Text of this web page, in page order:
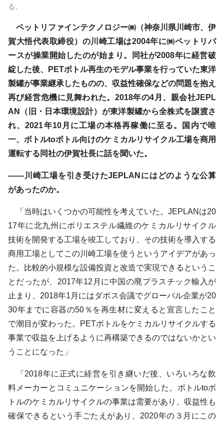
る。
ペットリファインテクノロジー㈱（神奈川県川崎市、伊
賀大悟代表取締役）の川崎工場は2004年に㈱ペットリバ
ースが操業開始したのが始まり。同社が2008年に経営破
綻した後、PETボトル再生のモデル事業を行っていた東洋
製罐が事業継承したものの、収益性確保などの問題を抱え
再び経営危機に見舞われた。2018年の4月、親会社JEPL
AN（旧・日本環境設計）が東洋製罐から全株式を譲渡さ
れ、2021年10月に工場の本格再稼働に至る。国内で唯
一、ボトルtoボトル向けのケミカルリサイクル工場を商用
運転する同社の伊賀社長に話を聞いた。
――川崎工場を引き受けたJEPLANにはどのような公算
があったのか。
「当時はいくつかの可能性を考えていた。JEPLANは20
17年に北九州にポリエステル繊維のケミカルリサイクル
技術を開発する工場を竣工しており、その技術を導入する
商用工場としてこの川崎工場を使うというアイデアがあっ
た。比較的小規模な設備投資と改造で実現できるというこ
とだったが、2017年12月に中国の廃プラスチック輸入が
止まり、2018年1月にはダボス会議でグローバル企業が20
30年までに容器の50％を再生材に変えると宣言したこと
で潮目が変わった。PETボトルをケミカルリサイクルする
事業で収益を上げるように再構築できるのではないかとい
うことになった」
「2018年に正式に経営を引き継いだ後、いろいろな飲
料メーカーとコミュニケーションを開始した。ボトルtoボ
トルのケミカルリサイクルの事業は需要があり、収益性も
確保できるという手ごたえがあり、2020年の３月にこの